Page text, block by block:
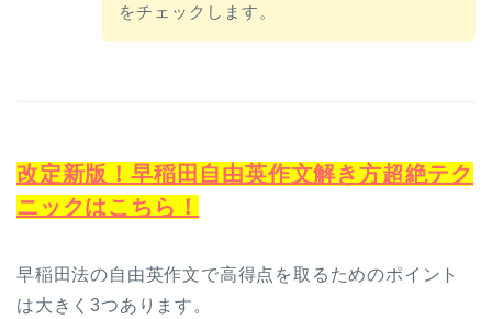
をチェックします。
改定新版！早稲田自由英作文解き方超絶テク
ニックはこちら！
早稲田法の自由英作文で高得点を取るためのポイント
は大きく3つあります。